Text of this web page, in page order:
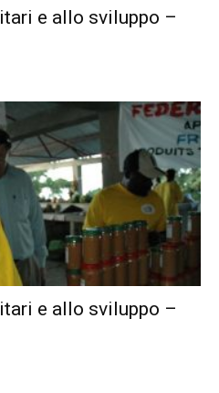
e allo sviluppo –
e allo sviluppo –